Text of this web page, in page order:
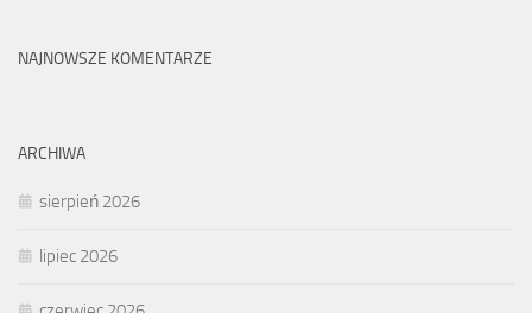
NAJNOWSZE KOMENTARZE
ARCHIWA
sierpień 2026
lipiec 2026